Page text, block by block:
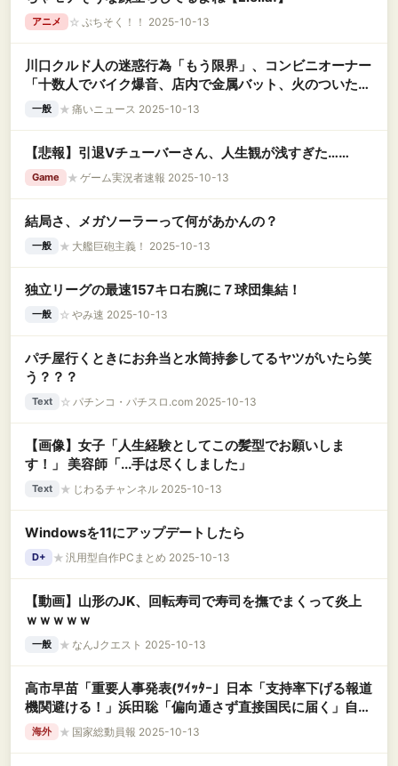
アニメ ☆ ぷちそく！！ 2025-10-13
川口クルド人の迷惑行為「もう限界」、コンビニオーナー
「十数人でバイク爆音、店内で金属バット、火のついたタ
バコ投げつけ」
一般 ★ 痛いニュース 2025-10-13
【悲報】引退Vチューバーさん、人生観が浅すぎた……
Game ★ ゲーム実況者速報 2025-10-13
結局さ、メガソーラーって何があかんの？
一般 ★ 大艦巨砲主義！ 2025-10-13
独立リーグの最速157キロ右腕に７球団集結！
一般 ☆ やみ速 2025-10-13
パチ屋行くときにお弁当と水筒持参してるヤツがいたら笑
う？？？
Text ☆ パチンコ・パチスロ.com 2025-10-13
【画像】女子「人生経験としてこの髪型でお願いしま
す！」 美容師「...手は尽くしました」
Text ★ じわるチャンネル 2025-10-13
Windowsを11にアップデートしたら
D+ ★ 汎用型自作PCまとめ 2025-10-13
【動画】山形のJK、回転寿司で寿司を撫でまくって炎上
ｗｗｗｗｗ
一般 ★ なんJクエスト 2025-10-13
高市早苗「重要人事発表(ﾂｲｯﾀｰ」日本「支持率下げる報道
機関避ける！」浜田聡「偏向通さず直接国民に届く」自民
党左派「石破退陣撤回と高市総裁潰し！(無駄な抵抗」→
海外 ★ 国家総動員報 2025-10-13